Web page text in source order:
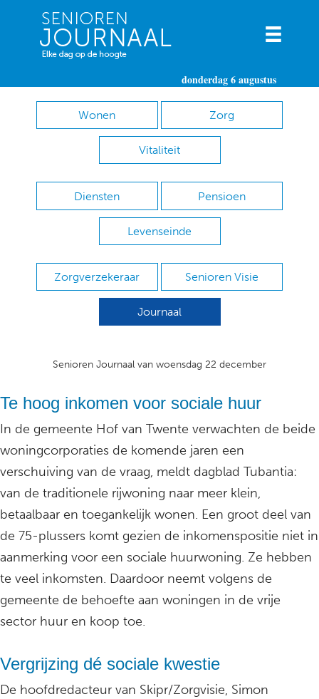
donderdag 6 augustus
Wonen Zorg
Vitaliteit
Diensten Pensioen
Levenseinde
Zorgverzekeraar Senioren Visie
Journaal
Senioren Journaal van woensdag 22 december
Te hoog inkomen voor sociale huur
In de gemeente Hof van Twente verwachten de beide
woningcorporaties de komende jaren een
verschuiving van de vraag, meldt dagblad Tubantia:
van de traditionele rijwoning naar meer klein,
betaalbaar en toegankelijk wonen. Een groot deel van
de 75-plussers komt gezien de inkomenspositie niet in
aanmerking voor een sociale huurwoning. Ze hebben
te veel inkomsten. Daardoor neemt volgens de
gemeente de behoefte aan woningen in de vrije
sector huur en koop toe.
Vergrijzing dé sociale kwestie
De hoofdredacteur van Skipr/Zorgvisie, Simon